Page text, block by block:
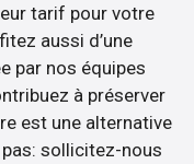
tarif pour votre
aussi d’une
par nos équipes
à préserver
est une alternative
sollicitez-nous